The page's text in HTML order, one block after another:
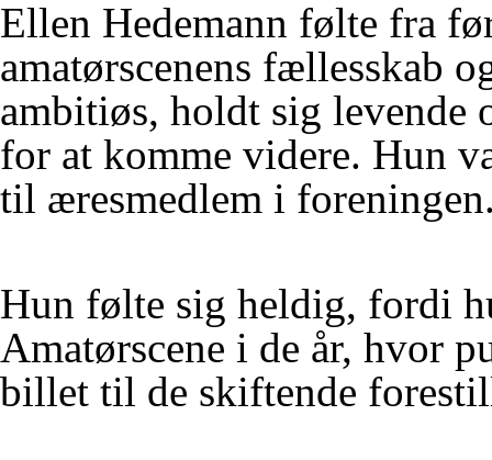
Ellen Hedemann følte fra
amatørscenens fællesskab
ambitiøs, holdt sig levende
for at komme videre. Hun
til æresmedlem i
Hun følte sig heldig, fordi
Amatørscene i de år, hvor
billet til de skiftende